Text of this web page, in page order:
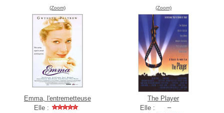
(Zoom)
Emma, l'entremetteuse
Elle :
(Zoom)
The Player
Elle :